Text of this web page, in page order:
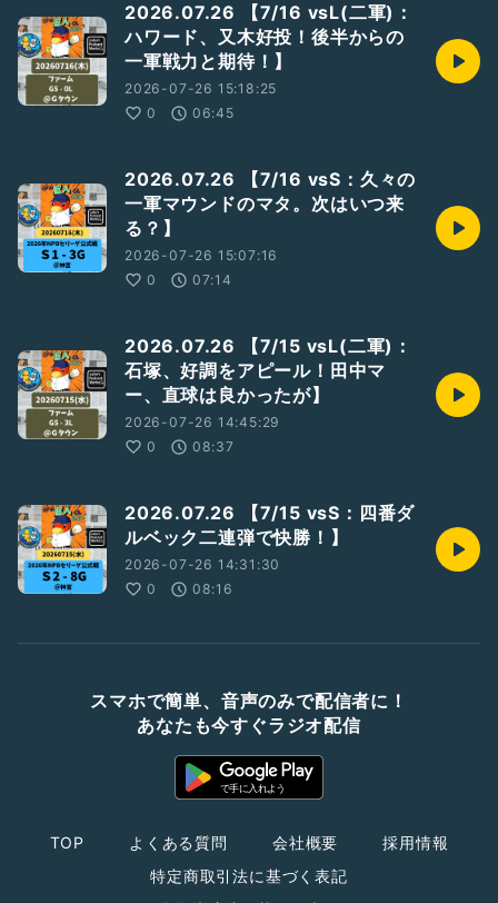
2026.07.26 【7/16 vsL(二軍)：
ハワード、又木好投！後半からの
一軍戦力と期待！】
2026-07-26 15:18:25
0
06:45
2026.07.26 【7/16 vsS：久々の
一軍マウンドのマタ。次はいつ来
る？】
2026-07-26 15:07:16
0
07:14
2026.07.26 【7/15 vsL(二軍)：
石塚、好調をアピール！田中マ
ー、直球は良かったが】
2026-07-26 14:45:29
0
08:37
2026.07.26 【7/15 vsS：四番ダ
ルベック二連弾で快勝！】
2026-07-26 14:31:30
0
08:16
スマホで簡単、音声のみで配信者に！
あなたも今すぐラジオ配信
TOP よくある質問 会社概要
採用情報
特定商取引法に基づく表記